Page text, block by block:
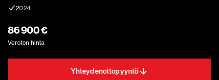
2024
86 900 €
Veroton hinta
Yhteydenottopyyntö